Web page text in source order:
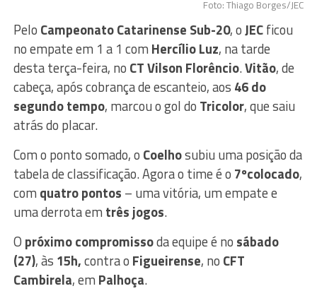
Foto: Thiago Borges/JEC
Pelo Campeonato Catarinense Sub-20, oJECficou
no empate em 1 a 1 com Hercílio Luz, na tarde
desta terça-feira, no CT Vilson Florêncio.Vitão, de
cabeça, após cobrança de escanteio, aos 46 do
segundo tempo, marcou o gol do Tricolor, que saiu
atrás do placar.
Com o ponto somado, o Coelhosubiu uma posição da
tabela de classificação. Agora o time é o 7ºcolocado,
com quatro pontos – uma vitória, um empate e
uma derrota em três jogos.
O próximo compromissoda equipe é no sábado
(27), às 15h,contra o Figueirense, no CFT
Cambirela, em Palhoça.